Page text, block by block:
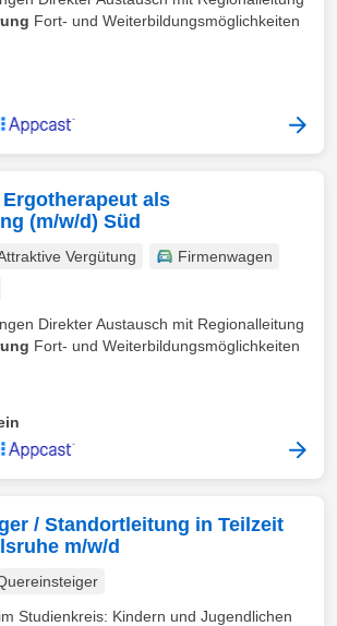
Fort- und Weiterbildungsmöglichkeiten
als
(m/w/d) Süd
Vergütung
Firmenwagen
Direkter Austausch mit Regionalleitung
Fort- und Weiterbildungsmöglichkeiten
/ Standortleitung in Teilzeit
m/w/d
Studienkreis: Kindern und Jugendlichen